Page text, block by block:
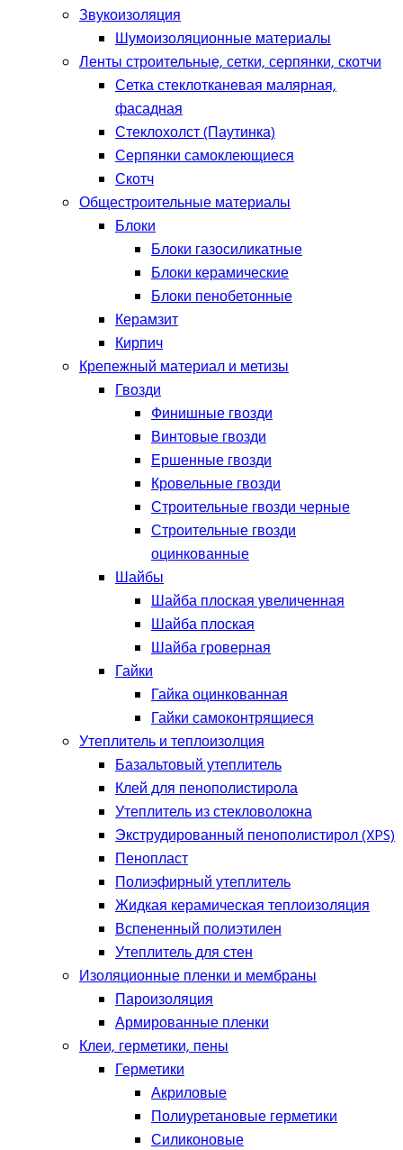
Звукоизоляция
Шумоизоляционные материалы
Ленты строительные, сетки, серпянки, скотчи
Сетка стеклотканевая малярная,
фасадная
Стеклохолст (Паутинка)
Серпянки самоклеющиеся
Скотч
Общестроительные материалы
Блоки
Блоки газосиликатные
Блоки керамические
Блоки пенобетонные
Керамзит
Кирпич
Крепежный материал и метизы
Гвозди
Финишные гвозди
Винтовые гвозди
Ершенные гвозди
Кровельные гвозди
Строительные гвозди черные
Строительные гвозди
оцинкованные
Шайбы
Шайба плоская увеличенная
Шайба плоская
Шайба гроверная
Гайки
Гайка оцинкованная
Гайки самоконтрящиеся
Утеплитель и теплоизолция
Базальтовый утеплитель
Клей для пенополистирола
Утеплитель из стекловолокна
Экструдированный пенополистирол (XPS)
Пенопласт
Полиэфирный утеплитель
Жидкая керамическая теплоизоляция
Вспененный полиэтилен
Утеплитель для стен
Изоляционные пленки и мембраны
Пароизоляция
Армированные пленки
Клеи, герметики, пены
Герметики
Акриловые
Полиуретановые герметики
Силиконовые